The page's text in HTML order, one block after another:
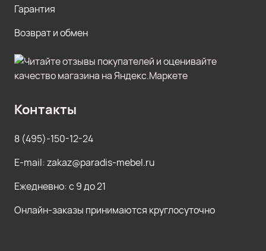
Гарантия
Возврат и обмен
Контакты
8 (495)-150-12-24
E-mail: zakaz@paradis-mebel.ru
Ежедневно: с 9 до 21
Онлайн-заказы принимаются круглосуточно